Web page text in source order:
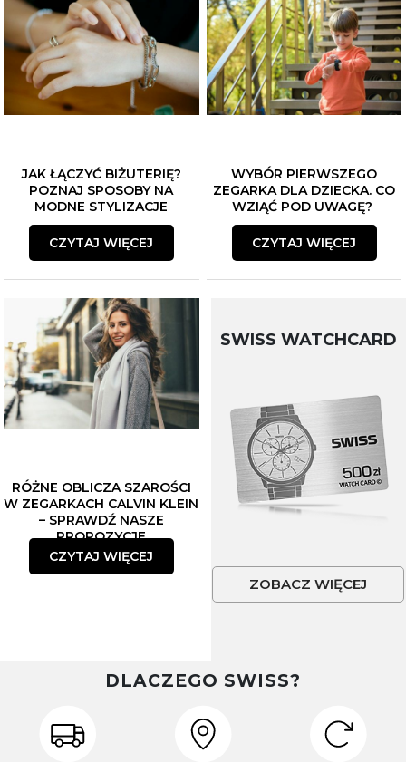
JAK ŁĄCZYĆ BIŻUTERIĘ?
POZNAJ SPOSOBY NA
MODNE STYLIZACJE
CZYTAJ WIĘCEJ
WYBÓR PIERWSZEGO
ZEGARKA DLA DZIECKA. CO
WZIĄĆ POD UWAGĘ?
CZYTAJ WIĘCEJ
RÓŻNE OBLICZA SZAROŚCI
W ZEGARKACH CALVIN KLEIN
– SPRAWDŹ NASZE
PROPOZYCJE
CZYTAJ WIĘCEJ
SWISS WATCHCARD
ZOBACZ WIĘCEJ
DLACZEGO SWISS?